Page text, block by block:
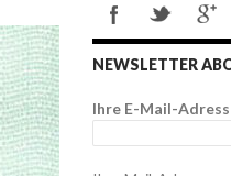
NEWSLETTER
Ihre E-Mail-